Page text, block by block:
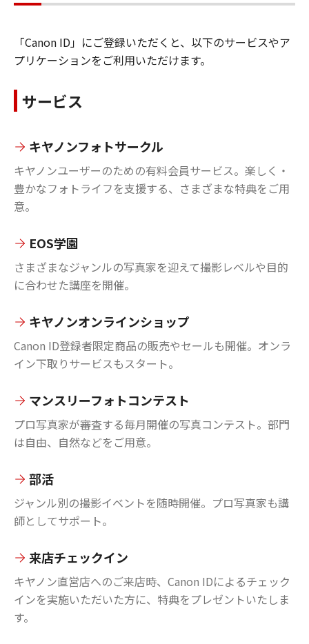
「Canon ID」にご登録いただくと、以下のサービスやア
プリケーションをご利用いただけます。
サービス
キヤノンフォトサークル
キヤノンユーザーのための有料会員サービス。楽しく・
豊かなフォトライフを支援する、さまざまな特典をご用
意。
EOS学園
さまざまなジャンルの写真家を迎えて撮影レベルや目的
に合わせた講座を開催。
キヤノンオンラインショップ
Canon ID登録者限定商品の販売やセールも開催。オンラ
イン下取りサービスもスタート。
マンスリーフォトコンテスト
プロ写真家が審査する毎月開催の写真コンテスト。部門
は自由、自然などをご用意。
部活
ジャンル別の撮影イベントを随時開催。プロ写真家も講
師としてサポート。
来店チェックイン
キヤノン直営店へのご来店時、Canon IDによるチェック
インを実施いただいた方に、特典をプレゼントいたしま
す。